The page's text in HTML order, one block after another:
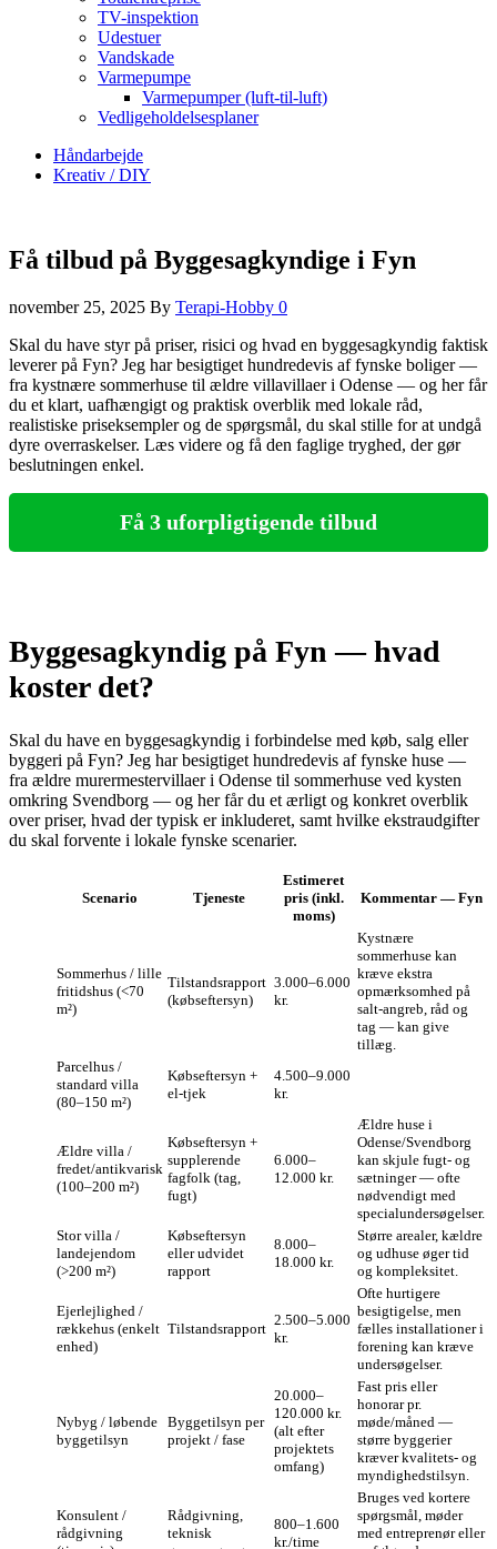
TV-inspektion
Udestuer
Vandskade
Varmepumpe
Varmepumper (luft-til-luft)
Vedligeholdelsesplaner
Håndarbejde
Kreativ / DIY
Få tilbud på Byggesagkyndige i Fyn
november 25, 2025 By Terapi-Hobby 0
Skal du have styr på priser, risici og hvad en byggesagkyndig faktisk
leverer på Fyn? Jeg har besigtiget hundredevis af fynske boliger —
fra kystnære sommerhuse til ældre villavillaer i Odense — og her får
du et klart, uafhængigt og praktisk overblik med lokale råd,
realistiske priseksempler og de spørgsmål, du skal stille for at undgå
dyre overraskelser. Læs videre og få den faglige tryghed, der gør
beslutningen enkel.
Få 3 uforpligtigende tilbud
Byggesagkyndig på Fyn — hvad
koster det?
Skal du have en byggesagkyndig i forbindelse med køb, salg eller
byggeri på Fyn? Jeg har besigtiget hundredevis af fynske huse —
fra ældre murermestervillaer i Odense til sommerhuse ved kysten
omkring Svendborg — og her får du et ærligt og konkret overblik
over priser, hvad der typisk er inkluderet, samt hvilke ekstraudgifter
du skal forvente i lokale fynske scenarier.
Scenario Tjeneste
Estimeret
pris (inkl.
moms)
Kommentar — Fyn
Sommerhus / lille
fritidshus (<70
m²)
Tilstandsrapport
(købseftersyn)
3.000–6.000
kr.
Kystnære
sommerhuse kan
kræve ekstra
opmærksomhed på
salt‑angreb, råd og
tag — kan give
tillæg.
Parcelhus /
standard villa
(80–150 m²)
Købseftersyn +
el‑tjek
4.500–9.000
kr.
Ældre villa /
fredet/antikvarisk
(100–200 m²)
Købseftersyn +
supplerende
fagfolk (tag,
fugt)
6.000–
12.000 kr.
Ældre huse i
Odense/Svendborg
kan skjule fugt- og
sætninger — ofte
nødvendigt med
specialundersøgelser.
Stor villa /
landejendom
(>200 m²)
Købseftersyn
eller udvidet
rapport
8.000–
18.000 kr.
Større arealer, kældre
og udhuse øger tid
og kompleksitet.
Ejerlejlighed /
rækkehus (enkelt
enhed)
Tilstandsrapport
2.500–5.000
kr.
Ofte hurtigere
besigtigelse, men
fælles installationer i
forening kan kræve
undersøgelser.
Nybyg / løbende
byggetilsyn
Byggetilsyn per
projekt / fase
20.000–
120.000 kr.
(alt efter
projektets
omfang)
Fast pris eller
honorar pr.
møde/måned —
større byggerier
kræver kvalitets‑ og
myndighedstilsyn.
Konsulent /
rådgivning
Rådgivning,
teknisk
800–1.600
kr./time
Bruges ved kortere
spørgsmål, møder
med entreprenør eller